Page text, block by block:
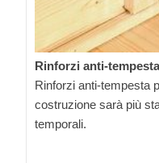
Rinforzi anti-
Rinforzi anti-tempesta
costruzione sarà più
temporali.